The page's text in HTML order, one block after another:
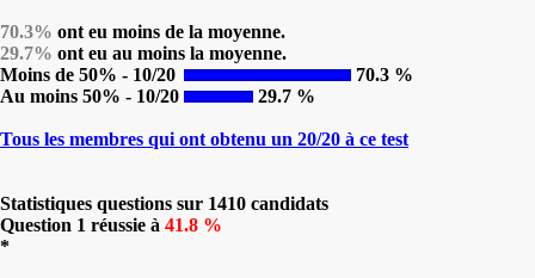
70.3% ont eu moins de la moyenne.
29.7% ont eu au moins la moyenne.
Moins de 50% - 10/20
70.3 %
Au moins 50% - 10/20
29.7 %
Tous les membres qui ont obtenu un 20/20 à ce test
Statistiques questions sur 1410 candidats
Question 1 réussie à 41.8 %
*